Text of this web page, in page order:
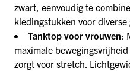
zwart, eenvoudig te
kledingstukken voor diverse
Tanktop voor vrouwen:
maximale
zorgt voor stretch.